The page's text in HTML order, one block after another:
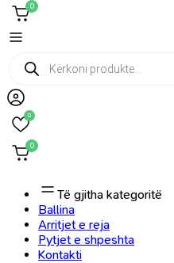
0
Products
search
0
0
Të gjitha kategoritë
Ballina
Arritjet e reja
Pytjet e shpeshta
Kontakti